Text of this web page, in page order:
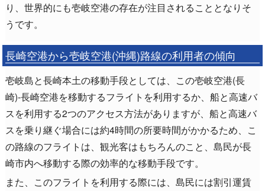
り、世界的にも壱岐空港の存在が注目されることとなりそ
うです。
長崎空港から壱岐空港(沖縄)路線の利用者の傾向
壱岐島と長崎本土の移動手段としては、この壱岐空港(長
崎)-長崎空港を移動するフライトを利用するか、船と高速バ
スを利用する2つのアクセス方法がありますが、船と高速バ
スを乗り継ぐ場合には約4時間の所要時間がかかるため、こ
の路線のフライトは、観光客はもちろんのこと、島民が長
崎市内へ移動する際の効率的な移動手段です。
また、このフライトを利用する際には、島民には割引運賃